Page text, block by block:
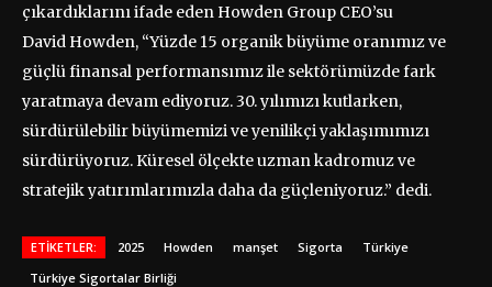
çıkardıklarını ifade eden Howden Group CEO’su
David Howden, “Yüzde 15 organik büyüme oranımız ve
güçlü finansal performansımız ile sektörümüzde fark
yaratmaya devam ediyoruz. 30. yılımızı kutlarken,
sürdürülebilir büyümemizi ve yenilikçi yaklaşımımızı
sürdürüyoruz. Küresel ölçekte uzman kadromuz ve
stratejik yatırımlarımızla daha da güçleniyoruz.” dedi.
ETIKETLER: 2025 Howden manşet Sigorta
Türkiye
Türkiye Sigortalar Birliği